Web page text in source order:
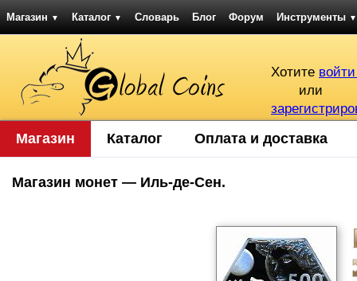
Магазин ▼ Каталог ▼ Словарь Блог Форум Инструменты ▼
Хотите
или
Магазин Каталог Оплата и доставка
Магазин монет — Иль-де-Сен.